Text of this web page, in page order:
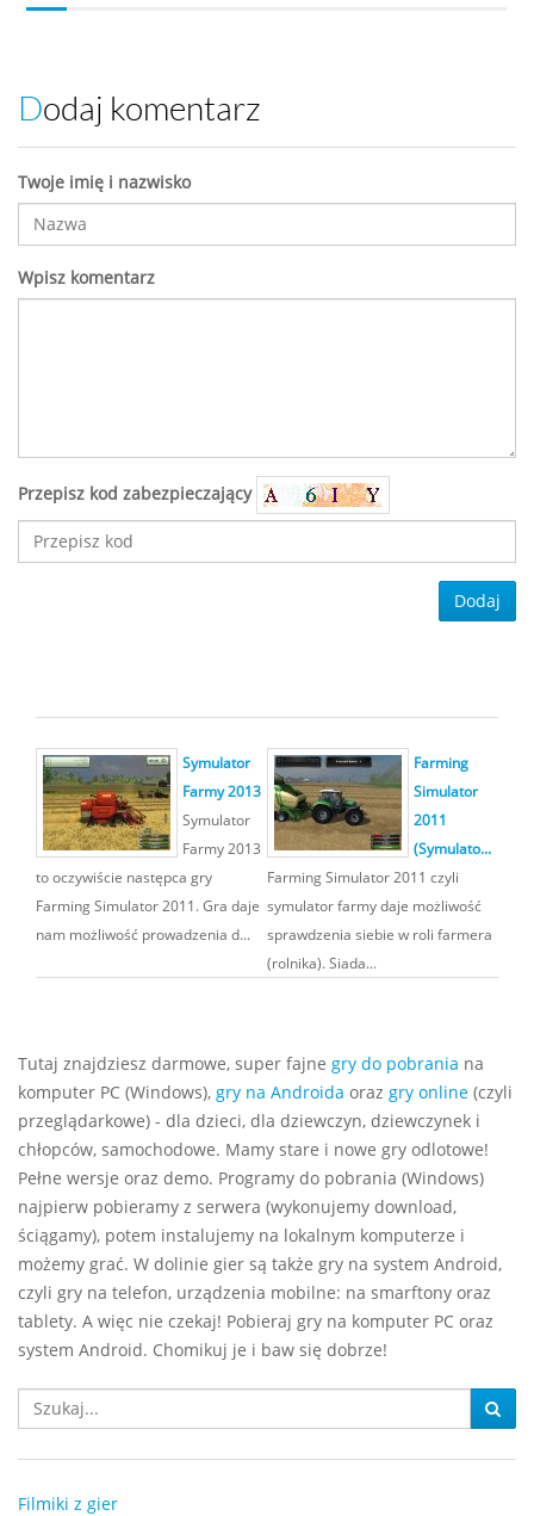
Dodaj komentarz
Twoje imię i nazwisko
Wpisz komentarz
Przepisz kod zabezpieczający
Dodaj
Symulator
Farmy 2013
Symulator
Farmy 2013
to oczywiście następca gry
Farming Simulator 2011. Gra daje
nam możliwość prowadzenia d...
Farming
Simulator
2011
(Symulato...
Farming Simulator 2011 czyli
symulator farmy daje możliwość
sprawdzenia siebie w roli farmera
(rolnika). Siada...
Tutaj znajdziesz darmowe, super fajne gry do pobrania na
komputer PC (Windows), gry na Androida oraz gry online (czyli
przeglądarkowe) - dla dzieci, dla dziewczyn, dziewczynek i
chłopców, samochodowe. Mamy stare i nowe gry odlotowe!
Pełne wersje oraz demo. Programy do pobrania (Windows)
najpierw pobieramy z serwera (wykonujemy download,
ściągamy), potem instalujemy na lokalnym komputerze i
możemy grać. W dolinie gier są także gry na system Android,
czyli gry na telefon, urządzenia mobilne: na smarftony oraz
tablety. A więc nie czekaj! Pobieraj gry na komputer PC oraz
system Android. Chomikuj je i baw się dobrze!
Filmiki z gier